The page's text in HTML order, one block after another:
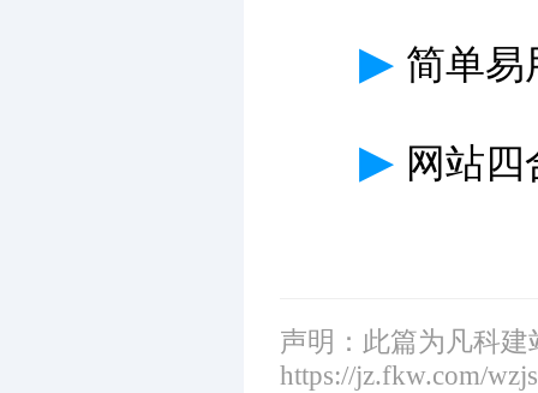
▶ 简单易
▶ 网站四
声明：此篇为凡科
https://jz.fkw.com/